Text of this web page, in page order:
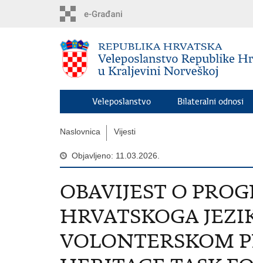
Veleposlanstvo Bilateralni odnosi
Naslovnica Vijesti
Objavljeno: 11.03.2026.
OBAVIJEST O
HRVATSKOGA
VOLONTERSKOM